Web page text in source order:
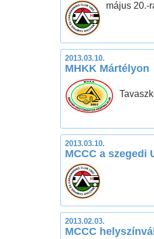
május 20.-
2013.03.10.
MHKK Mártélyon
2013.03.10.
MCCC a szegedi
2013.02.03.
MCCC